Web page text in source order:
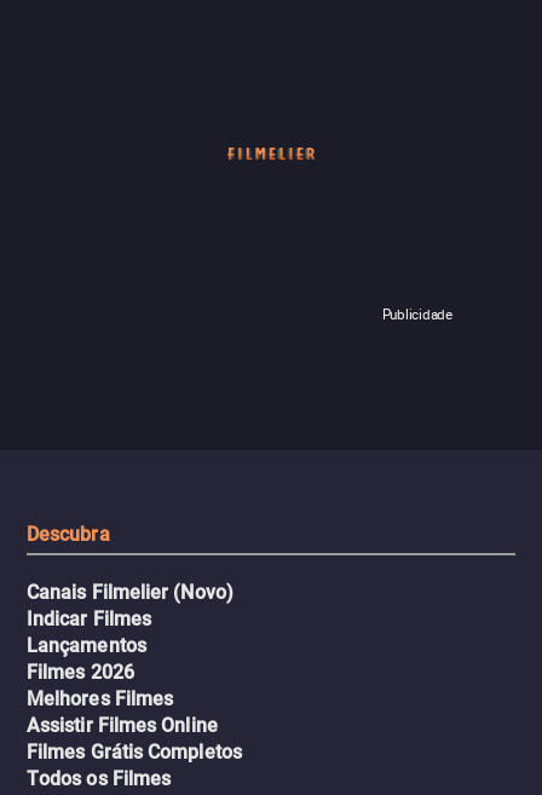
Publicidade
Descubra
Canais Filmelier (Novo)
Indicar Filmes
Lançamentos
Filmes 2026
Melhores Filmes
Assistir Filmes Online
Filmes Grátis Completos
Todos os Filmes